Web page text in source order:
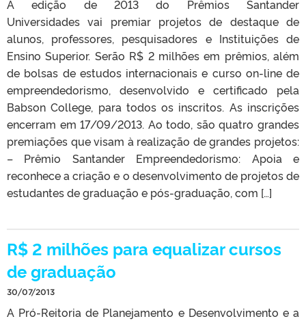
A edição de 2013 do Prêmios Santander
Universidades vai premiar projetos de destaque de
alunos, professores, pesquisadores e Instituições de
Ensino Superior. Serão R$ 2 milhões em prêmios, além
de bolsas de estudos internacionais e curso on-line de
empreendedorismo, desenvolvido e certificado pela
Babson College, para todos os inscritos. As inscrições
encerram em 17/09/2013. Ao todo, são quatro grandes
premiações que visam à realização de grandes projetos:
– Prêmio Santander Empreendedorismo: Apoia e
reconhece a criação e o desenvolvimento de projetos de
estudantes de graduação e pós-graduação, com […]
R$ 2 milhões para equalizar cursos
de graduação
30/07/2013
A Pró-Reitoria de Planejamento e Desenvolvimento e a